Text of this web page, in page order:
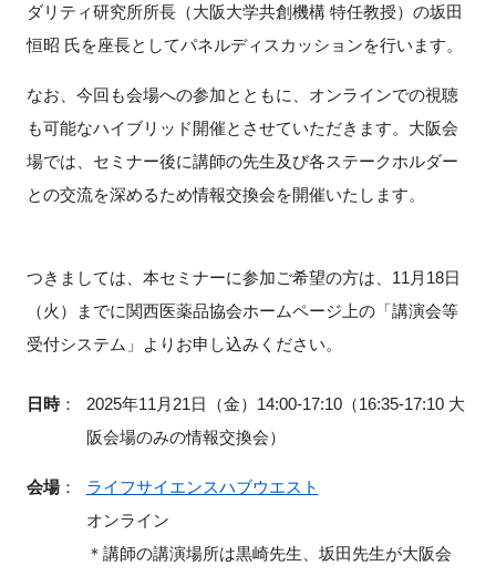
ダリティ研究所所長（大阪大学共創機構 特任教授）の坂田
恒昭 氏を座長としてパネルディスカッションを行います。
なお、今回も会場への参加とともに、オンラインでの視聴
も可能なハイブリッド開催とさせていただきます。大阪会
場では、セミナー後に講師の先生及び各ステークホルダー
との交流を深めるため情報交換会を開催いたします。
つきましては、本セミナーに参加ご希望の方は、11月18日
（火）までに関西医薬品協会ホームページ上の「講演会等
受付システム」よりお申し込みください。
日時：
2025年11月21日（金）14:00-17:10（16:35-17:10 大
阪会場のみの情報交換会）
会場：
ライフサイエンスハブウエスト
オンライン
＊講師の講演場所は黒崎先生、坂田先生が大阪会